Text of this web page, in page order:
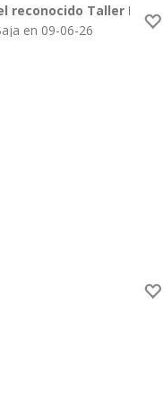
el reconocido Taller
en 09-06-26